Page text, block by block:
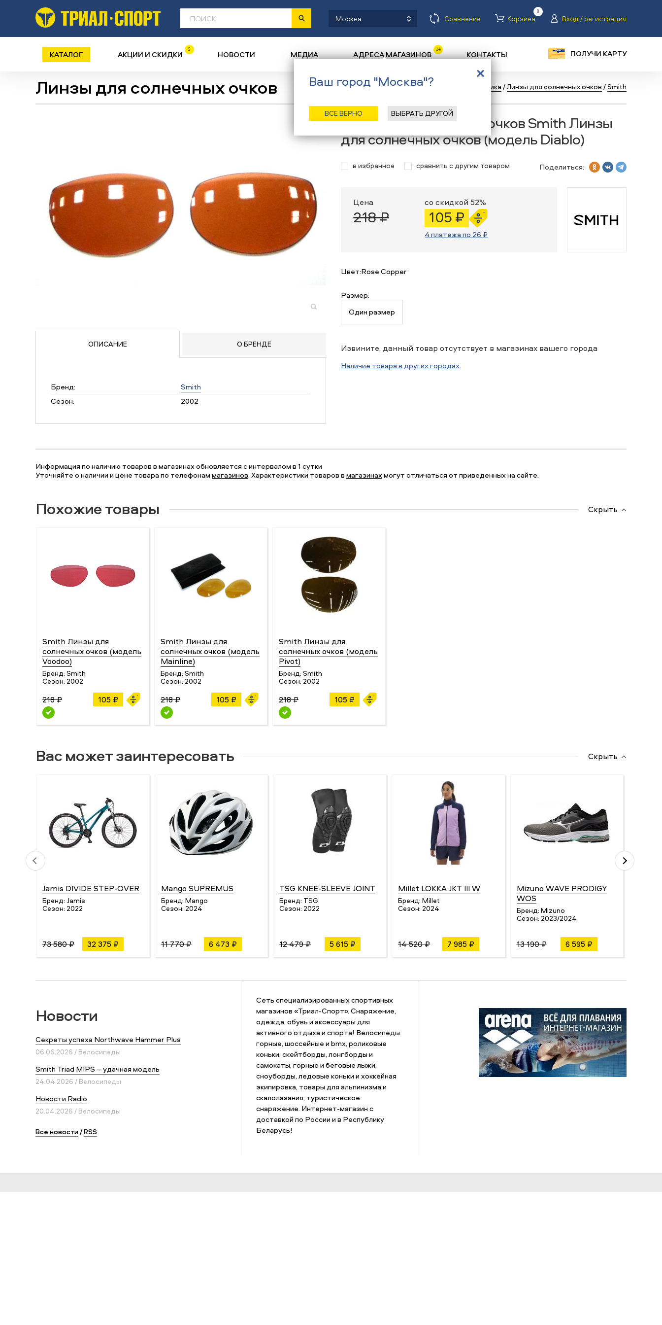
Москва Сравнение Корзина
0
Вход / регистрация
КАТАЛОГ АКЦИИ И СКИДКИ 5 НОВОСТИ МЕДИА АДРЕСА МАГАЗИНОВ 14 КОНТАКТЫ ПОЛУЧИ КАРТУ
Линзы для солнечных очков Назад/Главная/Каталог Велосипеды Оптика /Линзы для солнечных очков /Smith
ОПИСАНИЕ О БРЕНДЕ
Бренд:
Smith
Сезон:
2002
Линза для солнечных очков Smith Линзы
для солнечных очков (модель Diablo)
в избранное сравнить с другим товаром Поделиться:
Цена
218 ₽
со скидкой 52%
105 ₽
4 платежа по 26 ₽
Цвет:Rose Copper
Размер:
Один размер
Извините, данный товар отсутствует в магазинах вашего города
Наличие товара в других городах
Информация по наличию товаров в магазинах обновляется с интервалом в 1 сутки
Уточняйте о наличии и цене товара по телефонаммагазинов. Характеристики товаров вмагазинахмогут отличаться от приведенных на сайте.
Похожие товары Скрыть
Smith Линзы для
солнечных очков (модель
Voodoo)
Бренд: Smith
Сезон: 2002
218 ₽ 105 ₽
Smith Линзы для
солнечных очков (модель
Mainline)
Бренд: Smith
Сезон: 2002
218 ₽ 105 ₽
Smith Линзы для
солнечных очков (модель
Pivot)
Бренд: Smith
Сезон: 2002
218 ₽ 105 ₽
Вас может заинтересовать Скрыть
Jamis DIVIDE STEP-OVER
Бренд: Jamis
Сезон: 2022
73 580 ₽ 32 375 ₽
Mango SUPREMUS
Бренд: Mango
Сезон: 2024
11 770 ₽ 6 473 ₽
TSG KNEE-SLEEVE JOINT
Бренд: TSG
Сезон: 2022
12 479 ₽ 5 615 ₽
Millet LOKKA JKT III W
Бренд: Millet
Сезон: 2024
14 520 ₽ 7 985 ₽
Mizuno WAVE PRODIGY
WOS
Бренд: Mizuno
Сезон: 2023/2024
13 190 ₽ 6 595 ₽
Новости
Секреты успеха Northwave Hammer Plus
06.06.2026 / Велосипеды
Smith Triad MIPS – удачная модель
24.04.2026 / Велосипеды
Новости Radio
20.04.2026 / Велосипеды
Все новости/RSS
Сеть специализированных спортивных
магазинов «Триал-Спорт». Снаряжение,
одежда, обувь и аксессуары для
активного отдыха и спорта! Велосипеды
горные, шоссейные и bmx, роликовые
коньки, скейтборды, лонгборды и
самокаты, горные и беговые лыжи,
сноуборды, ледовые коньки и хоккейная
экипировка, товары для альпинизма и
скалолазания, туристическое
снаряжение. Интернет-магазин с
доставкой по России и в Республику
Беларусь!
Ваш город "Москва"?
ВСЕ ВЕРНО ВЫБРАТЬ ДРУГОЙ